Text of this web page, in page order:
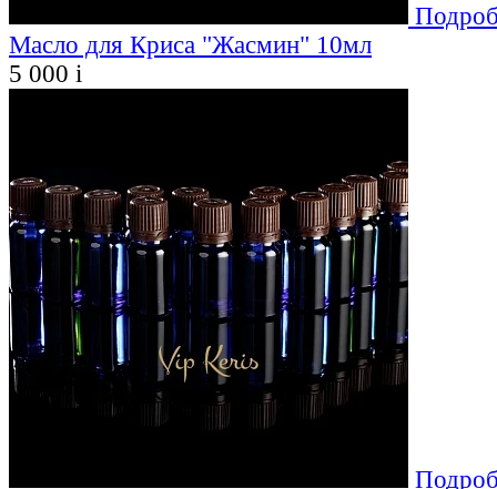
Масло для Криса "Жасмин" 10мл
5 000 i